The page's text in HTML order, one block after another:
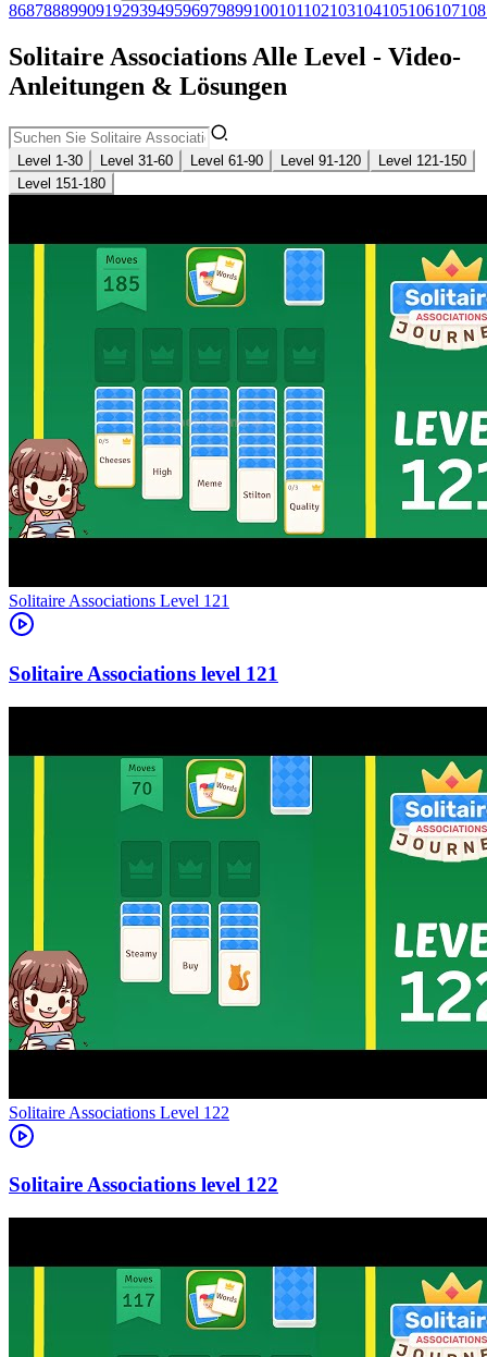
8687888990919293949596979899100101102103104105106107108
Solitaire Associations Alle Level - Video-
Anleitungen & Lösungen
Level 1-30 Level 31-60 Level 61-90 Level 91-120
Level 121-150
Level 151-180
Level 121
121
Level 122
122